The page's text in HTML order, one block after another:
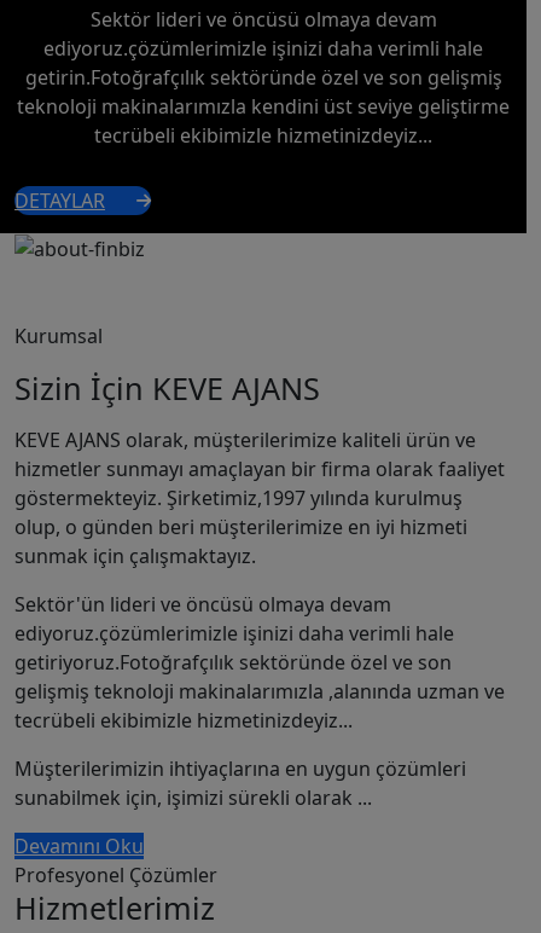
Sektör lideri ve öncüsü olmaya devam
ediyoruz.çözümlerimizle işinizi daha verimli hale
getirin.Fotoğrafçılık sektöründe özel ve son gelişmiş
teknoloji makinalarımızla kendini üst seviye geliştirme
tecrübeli ekibimizle hizmetinizdeyiz...
DETAYLAR
Kurumsal
Sizin İçin KEVE AJANS
KEVE AJANS olarak, müşterilerimize kaliteli ürün ve
hizmetler sunmayı amaçlayan bir firma olarak faaliyet
göstermekteyiz. Şirketimiz,1997 yılında kurulmuş
olup, o günden beri müşterilerimize en iyi hizmeti
sunmak için çalışmaktayız.
Sektör'ün lideri ve öncüsü olmaya devam
ediyoruz.çözümlerimizle işinizi daha verimli hale
getiriyoruz.Fotoğrafçılık sektöründe özel ve son
gelişmiş teknoloji makinalarımızla ,alanında uzman ve
tecrübeli ekibimizle hizmetinizdeyiz...
Müşterilerimizin ihtiyaçlarına en uygun çözümleri
sunabilmek için, işimizi sürekli olarak ...
Devamını Oku
Profesyonel Çözümler
Hizmetlerimiz